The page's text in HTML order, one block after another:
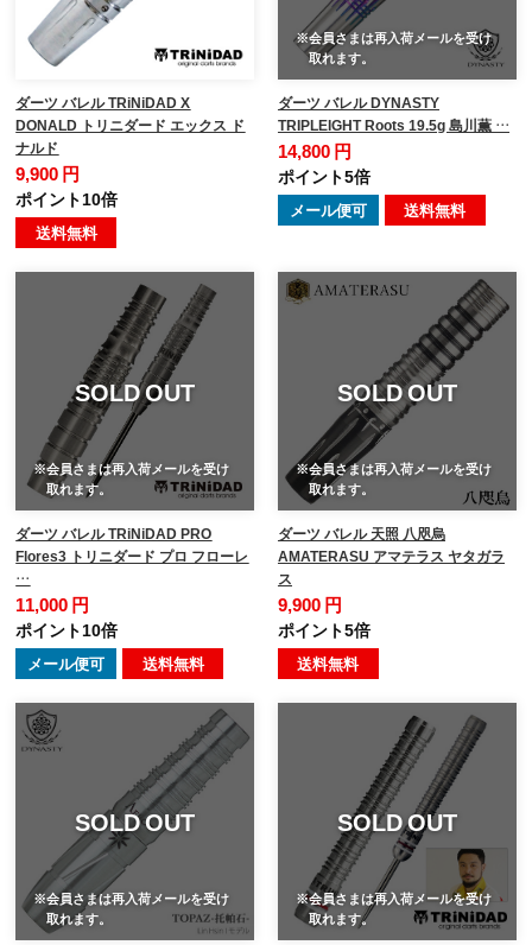
ダーツ バレル TRiNiDAD X
DONALD トリニダード エックス ド
ナルド
9,900 円
ポイント10倍
送料無料
※会員さまは再入荷メールを受け
取れます。
ダーツ バレル DYNASTY
TRIPLEIGHT Roots 19.5g 島川薫 …
14,800 円
ポイント5倍
メール便可 送料無料
SOLD OUT
※会員さまは再入荷メールを受け
取れます。
ダーツ バレル TRiNiDAD PRO
Flores3 トリニダード プロ フローレ
…
11,000 円
ポイント10倍
メール便可 送料無料
SOLD OUT
※会員さまは再入荷メールを受け
取れます。
ダーツ バレル 天照 八咫烏
AMATERASU アマテラス ヤタガラ
ス
9,900 円
ポイント5倍
送料無料
SOLD OUT
※会員さまは再入荷メールを受け
取れます。
SOLD OUT
※会員さまは再入荷メールを受け
取れます。